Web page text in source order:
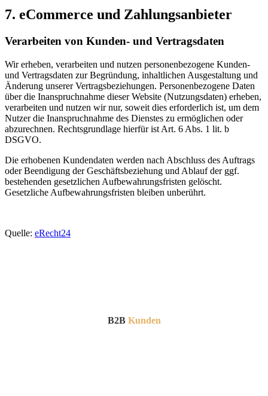
7. eCommerce und Zahlungs­anbieter
Verarbeiten von Kunden- und Vertragsdaten
Wir erheben, verarbeiten und nutzen personenbezogene Kunden-
und Vertragsdaten zur Begründung, inhaltlichen Ausgestaltung und
Änderung unserer Vertragsbeziehungen. Personenbezogene Daten
über die Inanspruchnahme dieser Website (Nutzungsdaten) erheben,
verarbeiten und nutzen wir nur, soweit dies erforderlich ist, um dem
Nutzer die Inanspruchnahme des Dienstes zu ermöglichen oder
abzurechnen. Rechtsgrundlage hierfür ist Art. 6 Abs. 1 lit. b
DSGVO.
Die erhobenen Kundendaten werden nach Abschluss des Auftrags
oder Beendigung der Geschäftsbeziehung und Ablauf der ggf.
bestehenden gesetzlichen Aufbewahrungsfristen gelöscht.
Gesetzliche Aufbewahrungsfristen bleiben unberührt.
Quelle: eRecht24
B2BKunden